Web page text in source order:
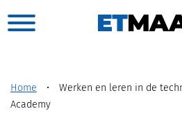
Home •
Werken en leren in de
Academy